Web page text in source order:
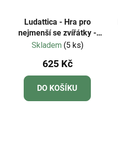
Ludattica - Hra pro
nejmenší se zvířátky -
Safari
Skladem (5 ks)
625 Kč
DO KOŠÍKU